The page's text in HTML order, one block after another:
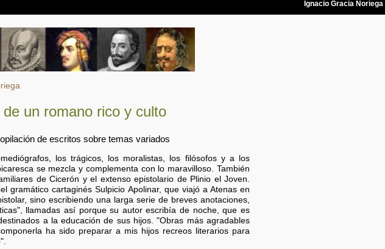
un romano rico y culto
de escritos sobre temas variados
los trágicos, los moralistas, los filósofos y a los
se mezcla y complementa con lo maravilloso. También
de Cicerón y el extenso epistolario de Plinio el Joven.
cartaginés Sulpicio Apolinar, que viajó a Atenas en
sino escribiendo una larga serie de breves anotaciones,
llamadas así porque su autor escribía de noche, que es
a la educación de sus hijos. "Obras más agradables
ha sido preparar a mis hijos recreos literarios para